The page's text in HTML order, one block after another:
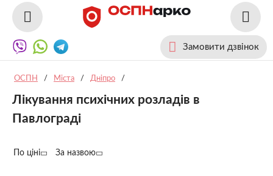
Замовити дзвінок
ОСПН / Міста / Дніпро /
Лікування психічних розладів в
Павлограді
По ціні За назвою